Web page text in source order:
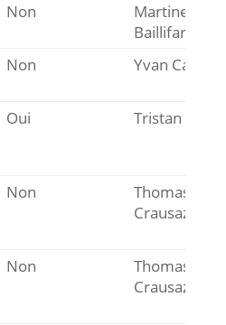
Non
Martine
Baillifard
Non Yvan Carron
Oui Tristan
Non
Thomas
Crausaz
Non
Thomas
Crausaz